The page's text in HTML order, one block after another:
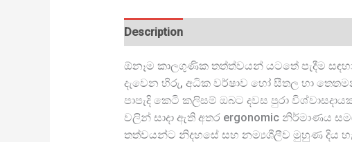
Description
ඕනෑම කාලගුණික තත්ත්වයන් යටතේ පැදීම
දැවෙන හිරු, අධික වර්ෂාව හෝ සීතල හා
පාපැදි කෙටි කලිසම් ඔබට දවස පුරා
වලින් සාදා ඇති අතර ergonomic නිර්මාණය
තත්වයන්ට නිදහසේ සහ නම්‍යශීලීව මුහුණ දිය